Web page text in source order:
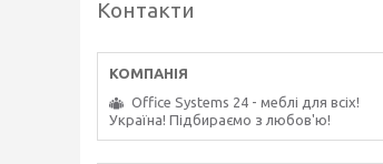
Контакти
Office Systems 24 - меблі для всіх!
Україна! Підбираємо з любов'ю!